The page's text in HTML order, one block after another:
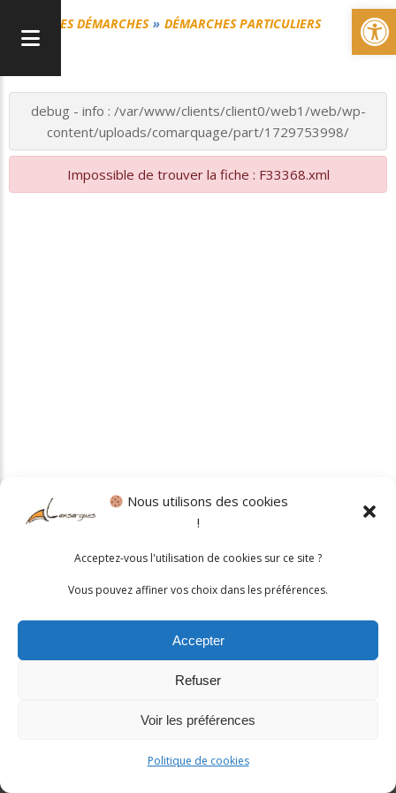
Nous utilisons des cookies
!
Acceptez-vous l'utilisation de cookies sur ce site ?
Vous pouvez affiner vos choix dans les préférences.
Accepter
Refuser
Voir les préférences
Politique de cookies
MES DÉMARCHES DÉMARCHES PARTICULIERS
debug - info : /var/www/clients/client0/web1/web/wp-
content/uploads/comarquage/part/1729753998/
Impossible de trouver la fiche : F33368.xml
Politique cookies•Mentions légales